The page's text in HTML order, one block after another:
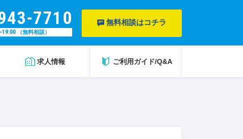
7710
（無料相談）
無料相談はコチラ
求人情報 ご利用ガイド/Q&A